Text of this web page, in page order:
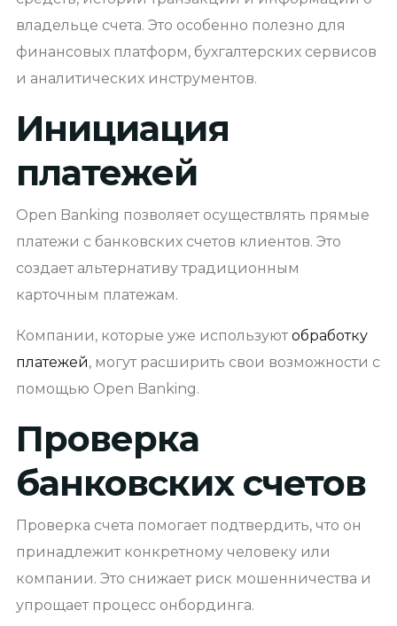
владельце счета. Это особенно полезно для
финансовых платформ, бухгалтерских сервисов
и аналитических инструментов.
Инициация
платежей
Open Banking позволяет осуществлять прямые
платежи с банковских счетов клиентов. Это
создает альтернативу традиционным
карточным платежам.
Компании, которые уже используют обработку
платежей, могут расширить свои возможности с
помощью Open Banking.
Проверка
банковских счетов
Проверка счета помогает подтвердить, что он
принадлежит конкретному человеку или
компании. Это снижает риск мошенничества и
упрощает процесс онбординга.